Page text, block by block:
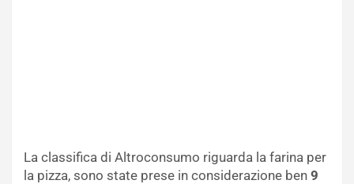
La classifica di Altroconsumo riguarda la farina per
la pizza, sono state prese in considerazione ben 9